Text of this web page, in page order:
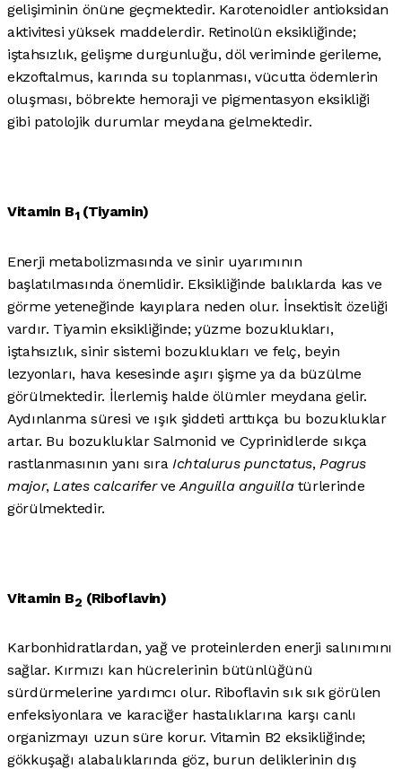
gelişiminin önüne geçmektedir. Karotenoidler antioksidan
aktivitesi yüksek maddelerdir. Retinolün eksikliğinde;
iştahsızlık, gelişme durgunluğu, döl veriminde gerileme,
ekzoftalmus, karında su toplanması, vücutta ödemlerin
oluşması, böbrekte hemoraji ve pigmentasyon eksikliği
gibi patolojik durumlar meydana gelmektedir.
Vitamin B1 (Tiyamin)
Enerji metabolizmasında ve sinir uyarımının
başlatılmasında önemlidir. Eksikliğinde balıklarda kas ve
görme yeteneğinde kayıplara neden olur. İnsektisit özeliği
vardır. Tiyamin eksikliğinde; yüzme bozuklukları,
iştahsızlık, sinir sistemi bozuklukları ve felç, beyin
lezyonları, hava kesesinde aşırı şişme ya da büzülme
görülmektedir. İlerlemiş halde ölümler meydana gelir.
Aydınlanma süresi ve ışık şiddeti arttıkça bu bozukluklar
artar. Bu bozukluklar Salmonid ve Cyprinidlerde sıkça
rastlanmasının yanı sıra Ichtalurus punctatus, Pagrus
major, Lates calcariferveAnguilla anguilla türlerinde
görülmektedir.
Vitamin B2 (Riboflavin)
Karbonhidratlardan, yağ ve proteinlerden enerji salınımını
sağlar. Kırmızı kan hücrelerinin bütünlüğünü
sürdürmelerine yardımcı olur. Riboflavin sık sık görülen
enfeksiyonlara ve karaciğer hastalıklarına karşı canlı
organizmayı uzun süre korur. Vitamin B2 eksikliğinde;
gökkuşağı alabalıklarında göz, burun deliklerinin dış